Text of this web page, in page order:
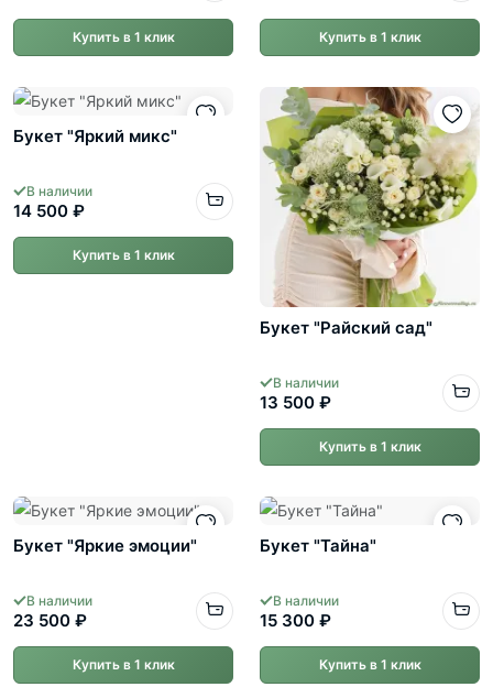
Купить в 1 клик Купить в 1 клик
Букет "Яркий микс"
В наличии
14 500 ₽
Купить в 1 клик
Букет "Райский сад"
В наличии
13 500 ₽
Купить в 1 клик
Букет "Яркие эмоции"
В наличии
23 500 ₽
Купить в 1 клик
Букет "Тайна"
В наличии
15 300 ₽
Купить в 1 клик